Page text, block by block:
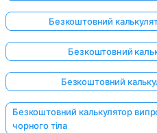
Безкоштовний
Безкоштовний
Безкоштовний
Безкоштовний калькулятор
чорного тіла